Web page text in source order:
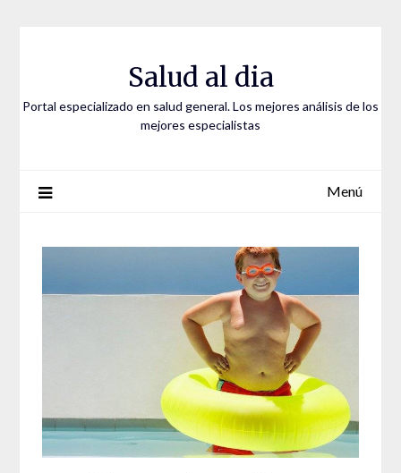
Salud al dia
Portal especializado en salud general. Los mejores análisis de los
mejores especialistas
Menú